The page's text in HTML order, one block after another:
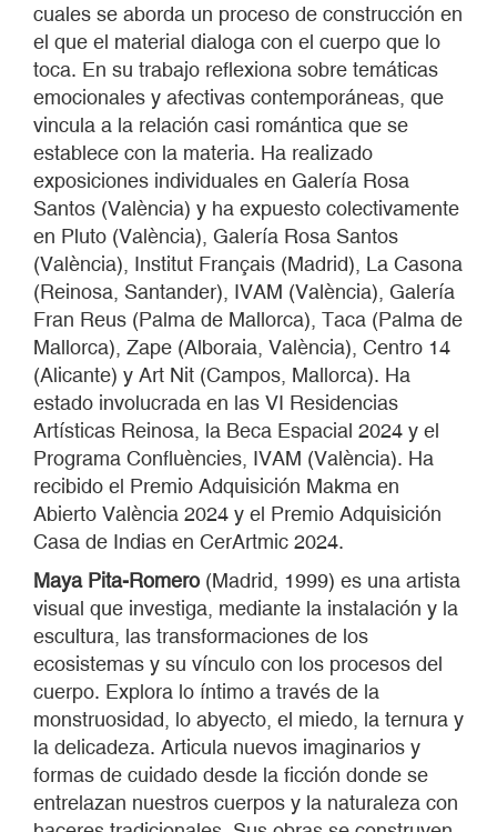
cuales se aborda un proceso de construcción en
el que el material dialoga con el cuerpo que lo
toca. En su trabajo reflexiona sobre temáticas
emocionales y afectivas contemporáneas, que
vincula a la relación casi romántica que se
establece con la materia. Ha realizado
exposiciones individuales en Galería Rosa
Santos (València) y ha expuesto colectivamente
en Pluto (València), Galería Rosa Santos
(València), Institut Français (Madrid), La Casona
(Reinosa, Santander), IVAM (València), Galería
Fran Reus (Palma de Mallorca), Taca (Palma de
Mallorca), Zape (Alboraia, València), Centro 14
(Alicante) y Art Nit (Campos, Mallorca). Ha
estado involucrada en las VI Residencias
Artísticas Reinosa, la Beca Espacial 2024 y el
Programa Confluències, IVAM (València). Ha
recibido el Premio Adquisición Makma en
Abierto València 2024 y el Premio Adquisición
Casa de Indias en CerArtmic 2024.
Maya Pita-Romero (Madrid, 1999) es una artista
visual que investiga, mediante la instalación y la
escultura, las transformaciones de los
ecosistemas y su vínculo con los procesos del
cuerpo. Explora lo íntimo a través de la
monstruosidad, lo abyecto, el miedo, la ternura y
la delicadeza. Articula nuevos imaginarios y
formas de cuidado desde la ficción donde se
entrelazan nuestros cuerpos y la naturaleza con